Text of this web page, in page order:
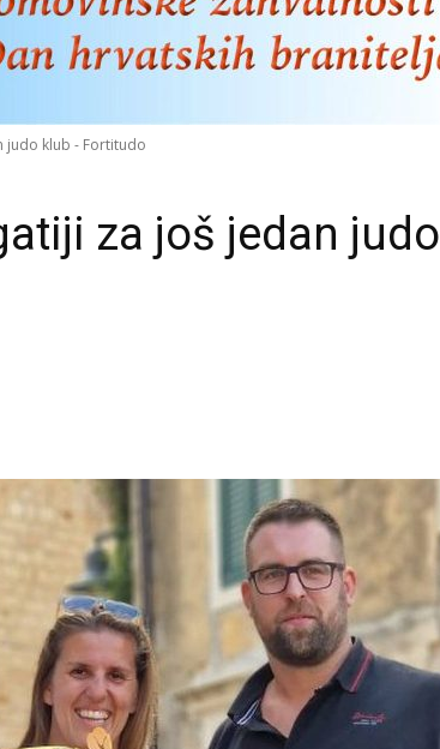
judo klub - Fortitudo
za još jedan judo